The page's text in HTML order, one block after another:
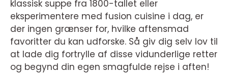
klassisk suppe fra 1800-tallet eller
eksperimentere med fusion cuisine i dag, er
der ingen grænser for, hvilke aftensmad
favoritter du kan udforske. Så giv dig selv lov til
at lade dig fortrylle af disse vidunderlige retter
og begynd din egen smagfulde rejse i aften!